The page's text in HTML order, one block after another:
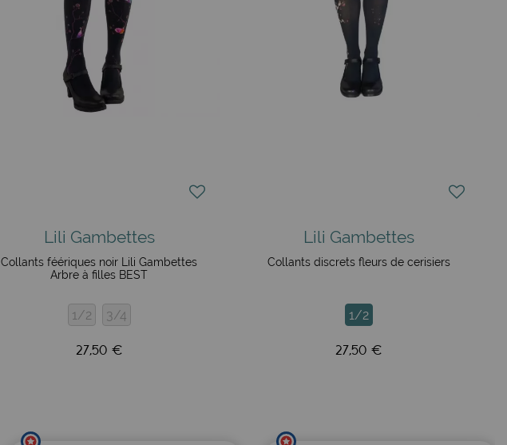
Lili Gambettes
Collants féériques noir Lili Gambettes
Arbre à filles BEST
1/2 3/4
27,50 €
Lili Gambettes
Collants discrets fleurs de cerisiers
1/2
27,50 €